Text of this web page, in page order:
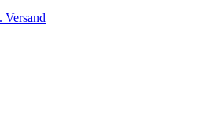
Versand